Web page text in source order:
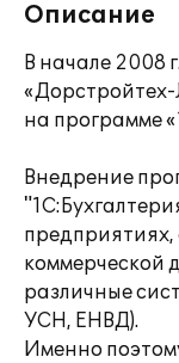
Описание
В начале 2008
«Дорстройтех-
на программе
Внедрение
коммерческой
различные
УСН, ЕНВД).
Именно